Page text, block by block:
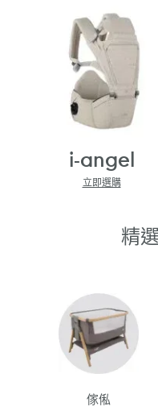
i-angel
立即選購
精
傢俬